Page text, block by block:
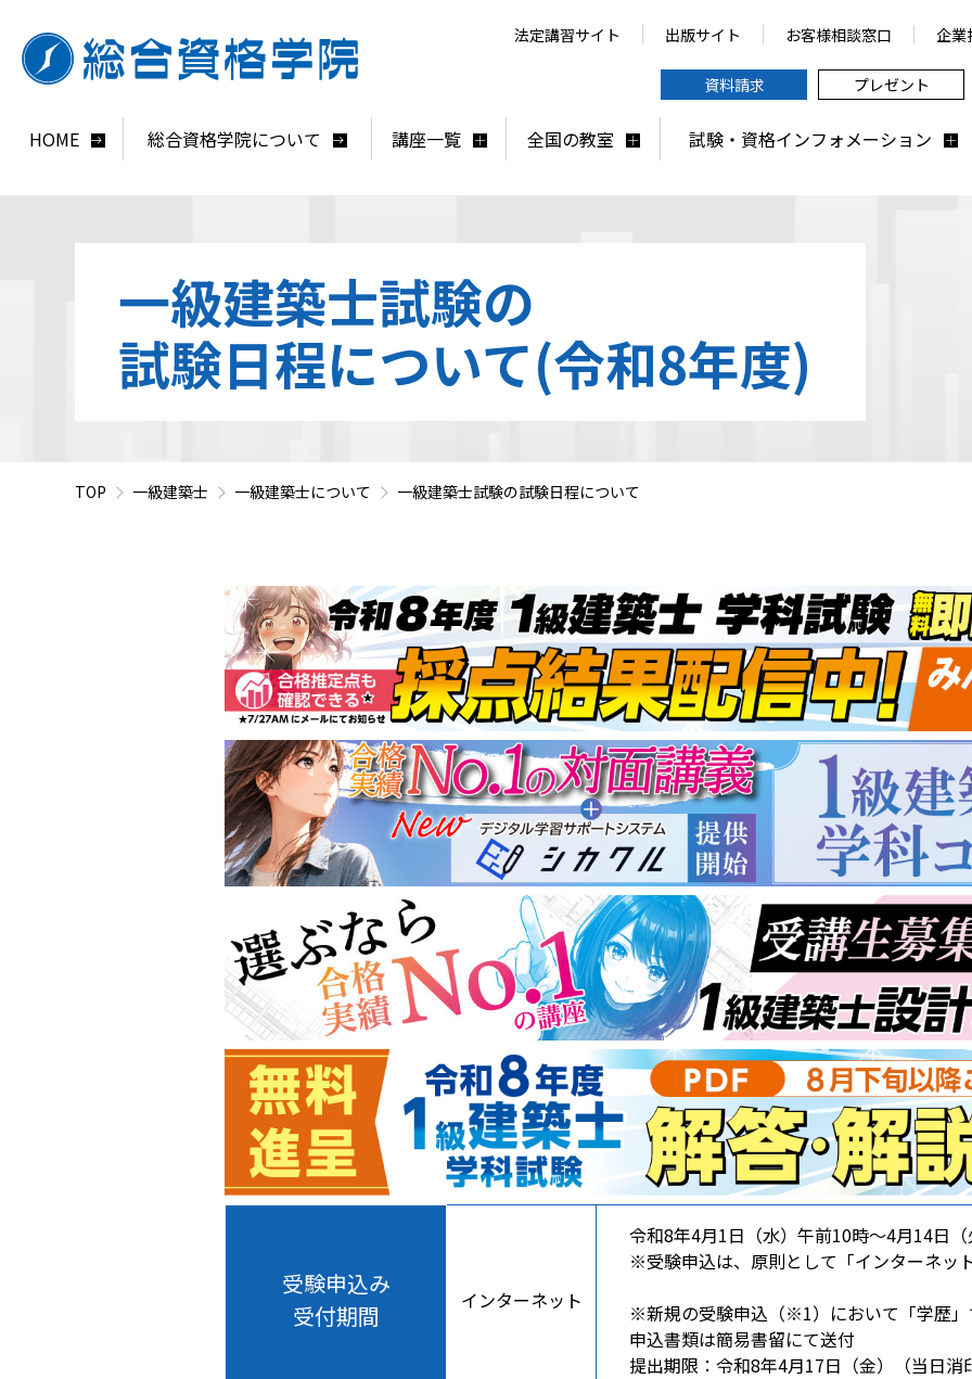
HOME 総合資格学院について 講座一覧 全国の教室 試験・資格インフォメーション
企業
法定講習サイト 出版サイト お客様相談窓口
資料請求 プレゼント
一級建築士試験の
試験日程について(令和8年度)
TOP 一級建築士 一級建築士について 一級建築士試験の試験日程について
受験申込み
受付期間
インターネット
令和8年4月1日（水）午前10時〜4月14日
※受験申込は、原則として「インターネッ
※新規の受験申込（※1）において「学歴
申込書類は簡易書留にて送付
提出期限：令和8年4月17日（金）（当日消